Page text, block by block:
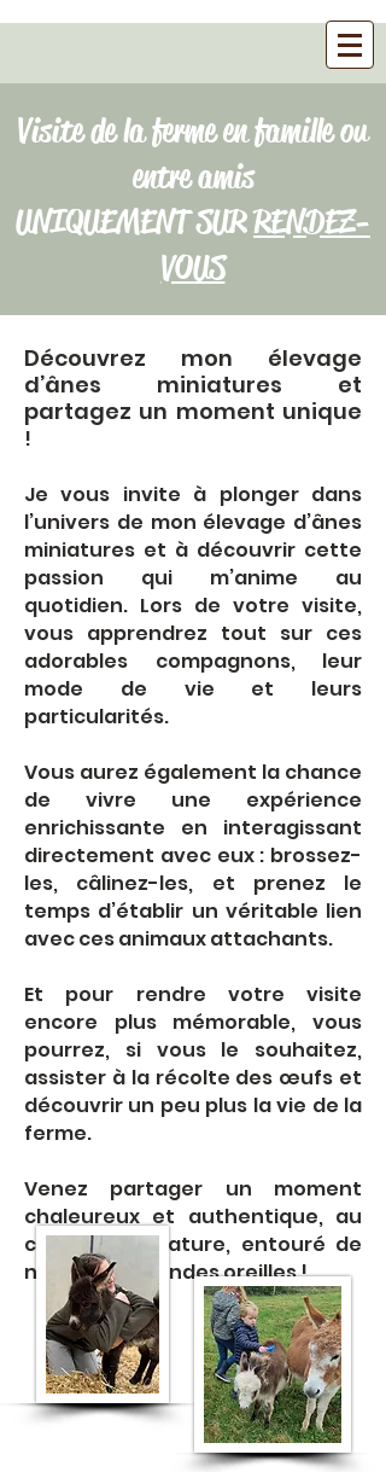
Visite de la ferme en famille ou
entre amis
UNIQUEMENT SURRENDEZ-
VOUS
Découvrez mon élevage
d’ânes miniatures et
partagez un moment unique
!
Je vous invite à plonger dans
l’univers de mon élevage d’ânes
miniatures et à découvrir cette
passion qui m’anime au
quotidien. Lors de votre visite,
vous apprendrez tout sur ces
adorables compagnons, leur
mode de vie et leurs
particularités.
Vous aurez également la chance
de vivre une expérience
enrichissante en interagissant
directement avec eux : brossez-
les, câlinez-les, et prenez le
temps d’établir un véritable lien
avec ces animaux attachants.
Et pour rendre votre visite
encore plus mémorable, vous
pourrez, si vous le souhaitez,
assister à la récolte des œufs et
découvrir un peu plus la vie de la
ferme.
Venez partager un moment
chaleureux et authentique, au
cœur de la nature, entouré de
nos amis à grandes oreilles !